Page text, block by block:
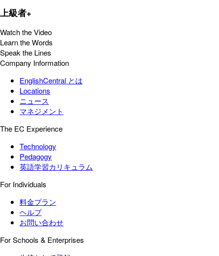
上級者+
Watch the Video
Learn the Words
Speak the Lines
Company Information
EnglishCentral とは
Locations
ニュース
マネジメント
The EC Experience
Technology
Pedagogy
英語学習カリキュラム
For Individuals
料金プラン
ヘルプ
お問い合わせ
For Schools & Enterprises